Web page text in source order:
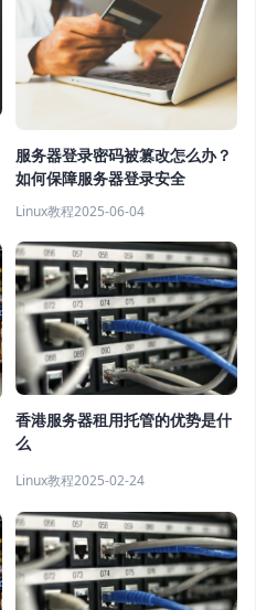
服务器登录密码被篡改怎么办？
如何保障服务器登录安全
Linux教程2025-06-04
香港服务器租用托管的优势是什
么
Linux教程2025-02-24